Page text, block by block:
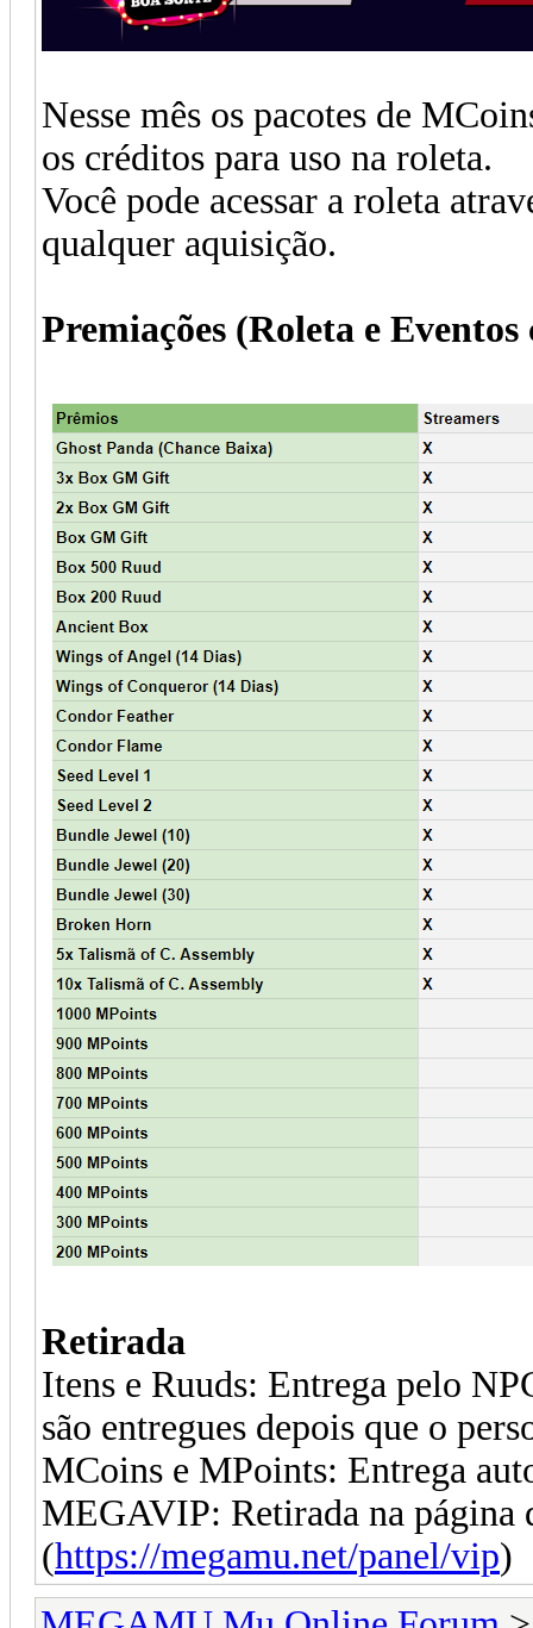
Nesse mês os pacotes de
os créditos para uso na roleta.
Você pode acessar a roleta
qualquer aquisição.
Premiações (Roleta e
Retirada
Itens e Ruuds: Entrega pelo
são entregues depois que o
MCoins e MPoints: Entrega
MEGAVIP: Retirada na página
(https://megamu.net/panel/vip)